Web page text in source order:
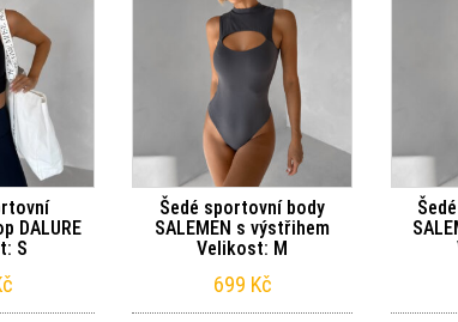
DALURE
S
Šedé sportovní body
SALEMEN s výstřihem
Velikost: M
699 Kč